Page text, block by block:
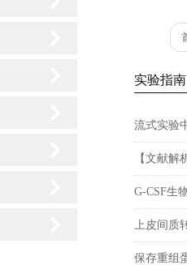
实验指南
流式实验
【文献解
G-CSF生
上皮间质
保存重组